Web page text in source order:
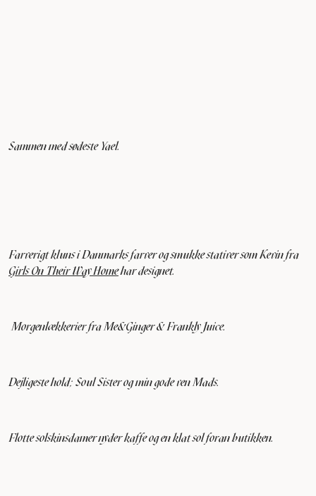
Sammen med sødeste Yael.
Farverigt kluns i Danmarks farver og smukke stativer som Kevin fra
Girls On Their Way Homehar designet.
Morgenlækkerier fra Me&Ginger & Frankly Juice.
Dejligeste hold; Soul Sister og min gode ven Mads.
Flotte solskinsdamer nyder kaffe og en klat sol foran butikken.